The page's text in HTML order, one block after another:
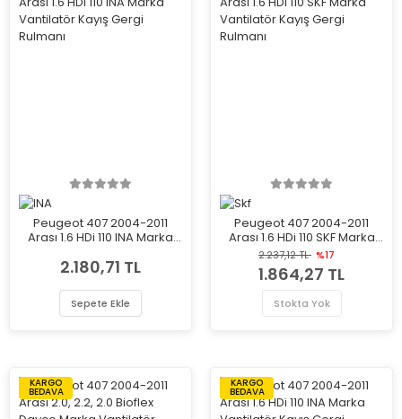
Peugeot 407 2004-2011
Arası 1.6 HDi 110 INA Marka
Rulmanı
2.180,71 TL
Sepete Ekle
Peugeot 407 2004-2011
Arası 1.6 HDi 110 SKF Marka
Vantilatör Kayış Gergi
Rulmanı
2.237,12 TL %17
1.864,27 TL
Stokta Yok
KARGO
BEDAVA
KARGO
BEDAVA